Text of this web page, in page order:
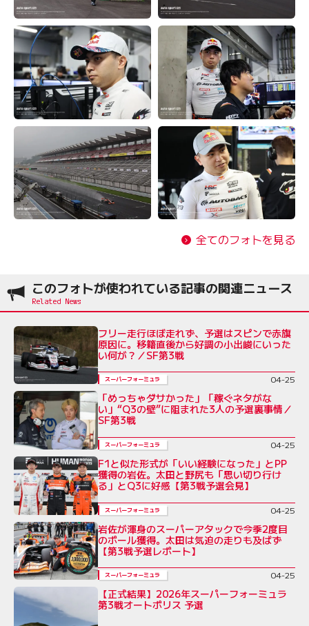
全てのフォトを見る
このフォトが使われている記事の関連ニュース
フリー走行ほぼ走れず、予選はスピンで赤旗
原因に。移籍直後から好調の小出峻にいった
い何が？／SF第3戦
スーパーフォーミュラ 04-25
「めっちゃダサかった」「稼ぐネタがな
い」“Q3の壁”に阻まれた3人の予選裏事情／
SF第3戦
スーパーフォーミュラ 04-25
F1と似た形式が「いい経験になった」とPP
獲得の岩佐。太田と野尻も「思い切り行け
る」とQ3に好感【第3戦予選会見】
スーパーフォーミュラ 04-25
岩佐が渾身のスーパーアタックで今季2度目
のポール獲得。太田は気迫の走りも及ばず
【第3戦予選レポート】
スーパーフォーミュラ 04-25
【正式結果】2026年スーパーフォーミュラ
第3戦オートポリス 予選